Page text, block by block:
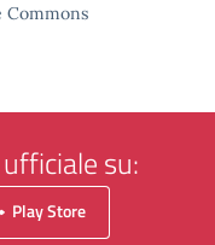
Commons
su:
Play Store